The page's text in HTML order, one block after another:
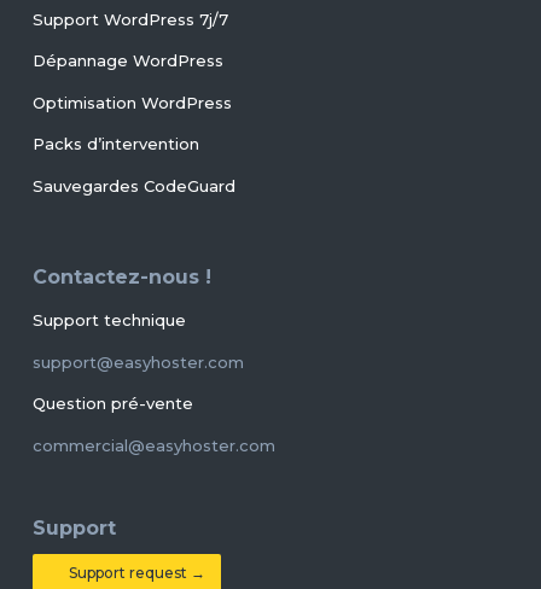
Support WordPress 7j/7
Dépannage WordPress
Optimisation WordPress
Packs d’intervention
Sauvegardes CodeGuard
Contactez-nous !
Support technique
support@easyhoster.com
Question pré-vente
commercial@easyhoster.com
Support
Support request →